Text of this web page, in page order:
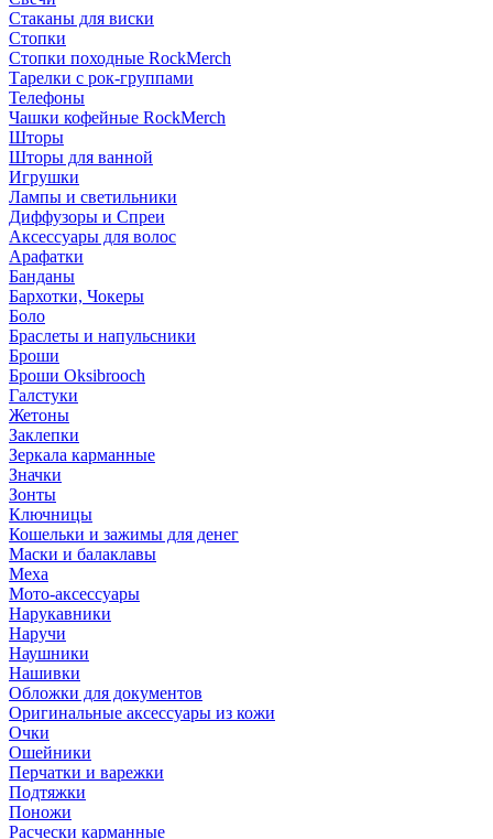
Стаканы для виски
Стопки
Стопки походные RockMerch
Тарелки с рок-группами
Телефоны
Чашки кофейные RockMerch
Шторы
Шторы для ванной
Игрушки
Лампы и светильники
Диффузоры и Спреи
Аксессуары для волос
Арафатки
Банданы
Бархотки, Чокеры
Боло
Браслеты и напульсники
Броши
Броши Oksibrooch
Галстуки
Жетоны
Заклепки
Зеркала карманные
Значки
Зонты
Ключницы
Кошельки и зажимы для денег
Маски и балаклавы
Меха
Мото-аксессуары
Нарукавники
Наручи
Наушники
Нашивки
Обложки для документов
Оригинальные аксессуары из кожи
Очки
Ошейники
Перчатки и варежки
Подтяжки
Поножи
Расчески карманные